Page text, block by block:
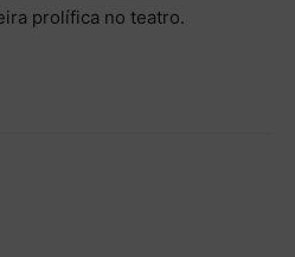
prolífica no teatro.